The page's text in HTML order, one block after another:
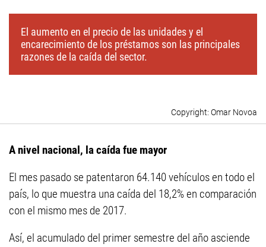
El aumento en el precio de las unidades y el
encarecimiento de los préstamos son las principales
razones de la caída del sector.
Omar Novoa
A nivel nacional, la caída fue mayor
El mes pasado se patentaron 64.140 vehículos en todo el
país, lo que muestra una caída del 18,2% en comparación
con el mismo mes de 2017.
Así, el acumulado del primer semestre del año asciende